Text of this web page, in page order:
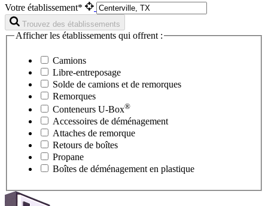
Votre établissement*
Trouvez des établissements
Afficher les établissements qui offrent :
Camions
Libre-entreposage
Solde de camions et de remorques
Remorques
Conteneurs U-Box®
Accessoires de déménagement
Attaches de remorque
Retours de boîtes
Propane
Boîtes de déménagement en plastique